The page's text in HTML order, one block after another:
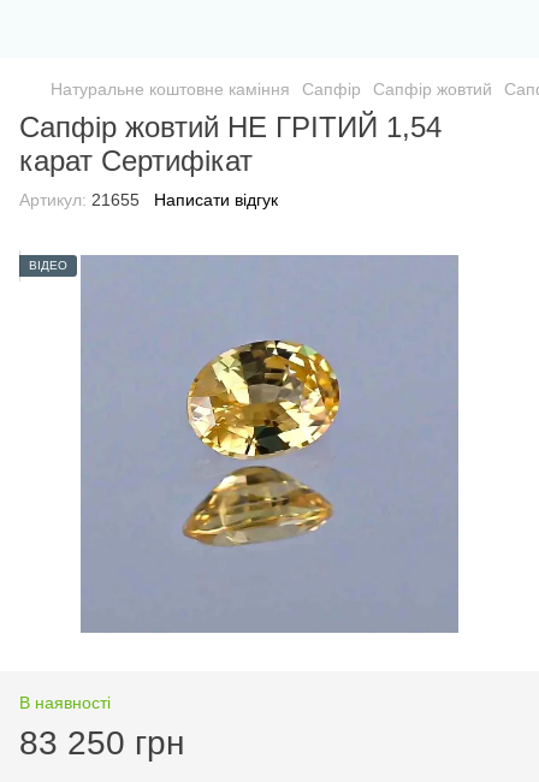
Натуральне коштовне каміння Сапфір Сапфір жовтий
Сапфір жовтий НЕ ГРІТИЙ 1,54
карат Сертифікат
Артикул: 21655 Написати відгук
ВІДЕО
В наявності
83 250 грн